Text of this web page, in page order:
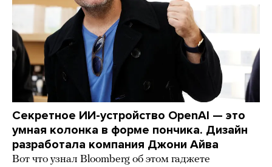
Секретное ИИ-устройство OpenAI — это
умная колонка в форме пончика. Дизайн
разработала компания Джони Айва
Вот что узнал Bloomberg об этом гаджете